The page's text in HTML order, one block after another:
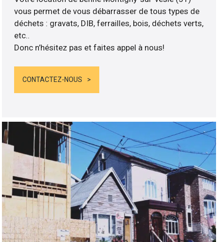
vous permet de vous débarrasser de tous types de
déchets : gravats, DIB, ferrailles, bois, déchets verts,
etc..
Donc n’hésitez pas et faites appel à nous!
CONTACTEZ-NOUS